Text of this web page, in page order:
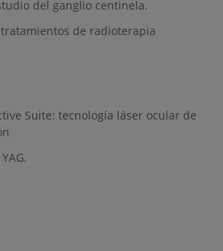
del ganglio centinela.
de radioterapia
Suite: tecnología láser ocular de